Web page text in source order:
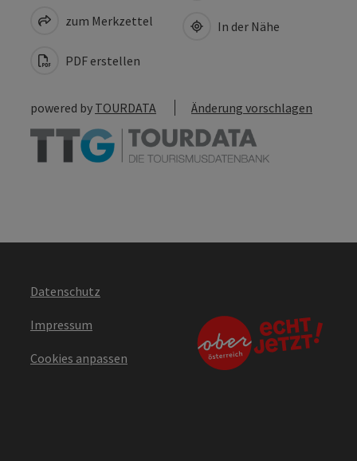
zum Merkzettel
PDF erstellen
In der Nähe
powered by TOURDATA Änderung vorschlagen
Datenschutz
Impressum
Cookies anpassen